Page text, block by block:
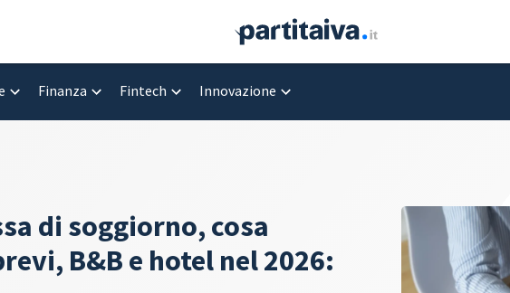
Finanza Fintech Innovazione
di soggiorno, cosa
B&B e hotel nel 2026: